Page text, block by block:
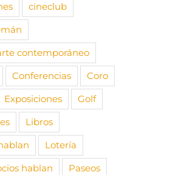
cineclub
contemporáneo
Conferencias
Coro
Exposiciones
Golf
Libros
Lotería
hablan
Paseos